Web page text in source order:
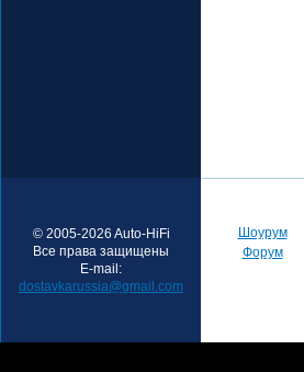
© 2005-2026 Auto-HiFi
Все права защищены
E-mail:
dostavkarussia@gmail.com
Шоурум
Форум